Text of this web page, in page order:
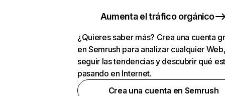
Aumenta el tráfico orgánico
¿Quieres saber más? Crea una cuenta
en Semrush para analizar cualquier
seguir las tendencias y descubrir qué
pasando en Internet.
Crea una cuenta en Semrush